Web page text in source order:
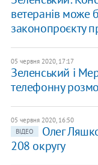
ветеранів може
законопроєкту
05 червня 2020, 17:17
Зеленський і
телефонну
05 червня 2020, 16:50
ВІДЕО
Олег
208 округу